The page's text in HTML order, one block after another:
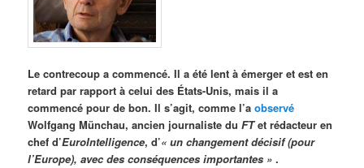
Le contrecoup a commencé. Il a été lent à émerger et est en
retard par rapport à celui des États-Unis, mais il a
commencé pour de bon. Il s’agit, comme l’aobservé
Wolfgang Münchau, ancien journaliste du FTet rédacteur en
chef d’EuroIntelligence, d’« un changement décisif (pour
l’Europe), avec des conséquences importantes » .